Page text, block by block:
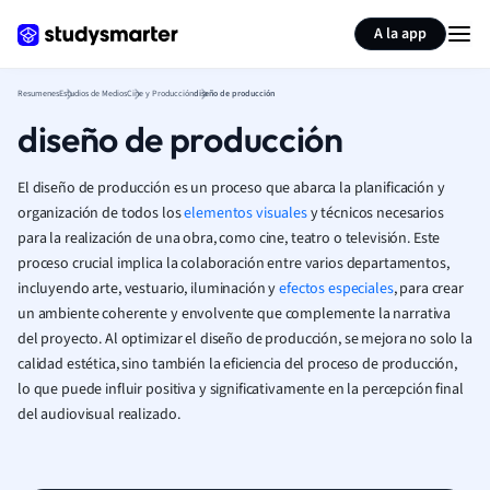
A la app
ResumenesEstudios de MediosCine y Produccióndiseño de producción
diseño de producción
El diseño de producción es un proceso que abarca la planificación y
organización de todos loselementos visualesy técnicos necesarios
para la realización de una obra, como cine, teatro o televisión. Este
proceso crucial implica la colaboración entre varios departamentos,
incluyendo arte, vestuario, iluminación yefectos especiales, para crear
un ambiente coherente y envolvente que complemente la narrativa
del proyecto. Al optimizar el diseño de producción, se mejora no solo la
calidad estética, sino también la eficiencia del proceso de producción,
lo que puede influir positiva y significativamente en la percepción final
del audiovisual realizado.
Resumir página